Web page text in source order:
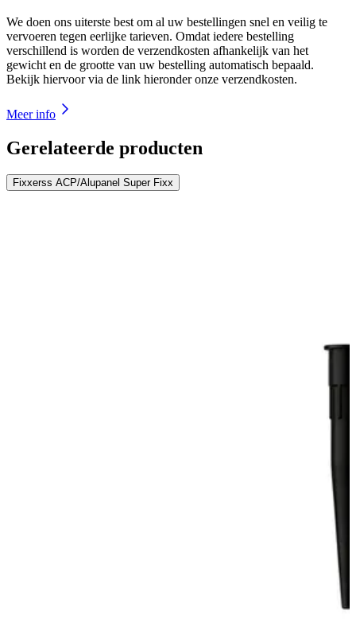
We doen ons uiterste best om al uw bestellingen snel en veilig te
vervoeren tegen eerlijke tarieven. Omdat iedere bestelling
verschillend is worden de verzendkosten afhankelijk van het
gewicht en de grootte van uw bestelling automatisch bepaald.
Bekijk hiervoor via de link hieronder onze verzendkosten.
Meer info
Gerelateerde producten
Fixxerss ACP/Alupanel Super Fixx